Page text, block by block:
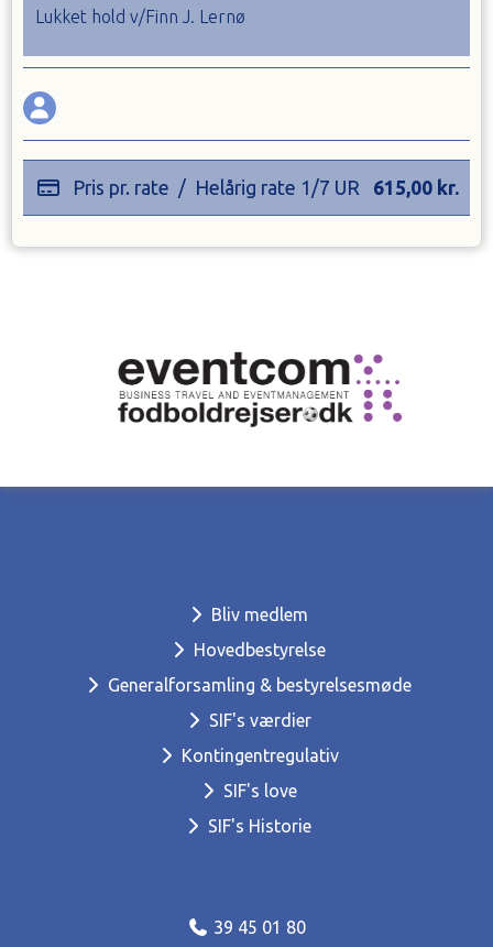
Lukket hold v/Finn J. Lernø
Pris pr. rate / Helårig rate 1/7 UR 615,00 kr.
Bliv medlem
Hovedbestyrelse
Generalforsamling & bestyrelsesmøde
SIF's værdier
Kontingentregulativ
SIF's love
SIF's Historie
39 45 01 80